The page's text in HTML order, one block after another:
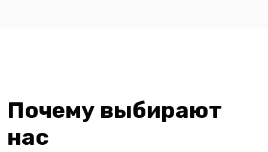
Почему выбирают
нас